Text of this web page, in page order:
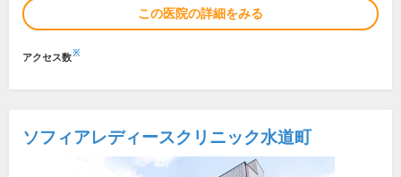
この医院の詳細をみる
アクセス数※
ソフィアレディースクリニック水道町